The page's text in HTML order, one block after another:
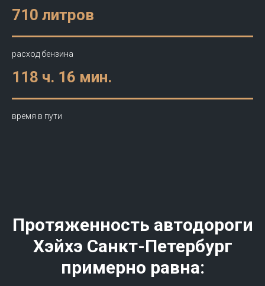
710 литров
расход бензина
118 ч. 16 мин.
время в пути
Протяженность автодороги
Хэйхэ Санкт-Петербург
примерно равна: